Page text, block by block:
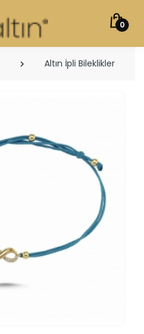
0
Altın İpli Bileklikler